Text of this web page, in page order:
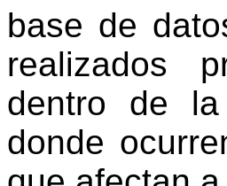
base de
realizados
dentro de
donde